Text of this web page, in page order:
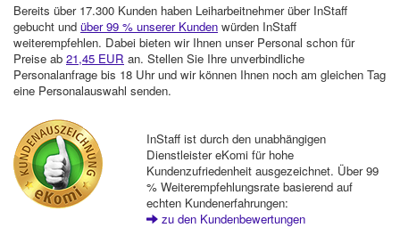
Bereits über 17.300 Kunden haben Leiharbeitnehmer über InStaff
gebucht und über 99 % unserer Kunden würden InStaff
weiterempfehlen. Dabei bieten wir Ihnen unser Personal schon für
Preise ab 21,45 EUR an. Stellen Sie Ihre unverbindliche
Personalanfrage bis 18 Uhr und wir können Ihnen noch am gleichen Tag
eine Personalauswahl senden.
InStaff ist durch den unabhängigen
Dienstleister eKomi für hohe
Kundenzufriedenheit ausgezeichnet. Über 99
% Weiterempfehlungsrate basierend auf
echten Kundenerfahrungen:
zu den Kundenbewertungen